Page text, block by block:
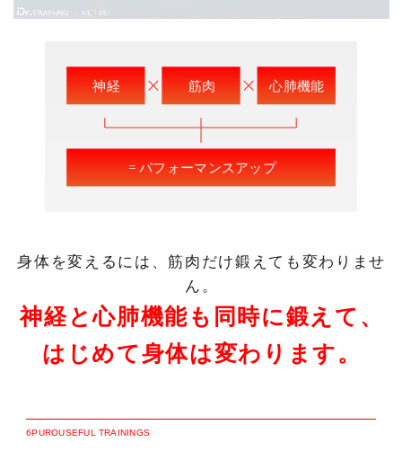
身体を変えるには、筋肉だけ鍛えても変わりませ
ん。
神経と心肺機能も同時に鍛えて、
はじめて身体は変わります。
6PUROUSEFUL TRA ININGS